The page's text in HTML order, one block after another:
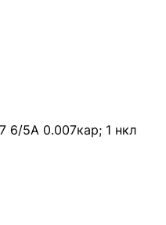
6/5А 0.007кар; 1 нкл